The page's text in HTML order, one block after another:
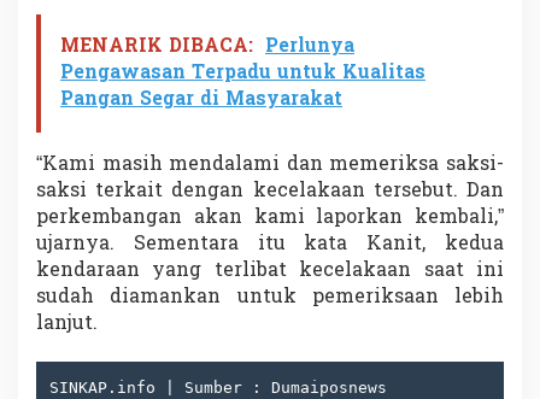
MENARIK DIBACA: Perlunya
Pengawasan Terpadu untuk Kualitas
Pangan Segar di Masyarakat
“Kami masih mendalami dan memeriksa saksi-
saksi terkait dengan kecelakaan tersebut. Dan
perkembangan akan kami laporkan kembali,”
ujarnya. Sementara itu kata Kanit, kedua
kendaraan yang terlibat kecelakaan saat ini
sudah diamankan untuk pemeriksaan lebih
lanjut.
SINKAP.info | Sumber : Dumaiposnews